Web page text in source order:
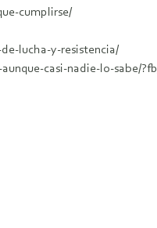
cumplirse/
lucha-y-resistencia/
casi-nadie-lo-sabe/